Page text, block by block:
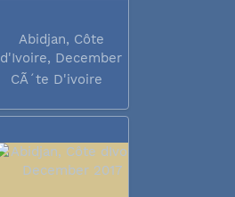
Abidjan, Côte
d'Ivoire, December
2017
CÃ´te D'ivoire